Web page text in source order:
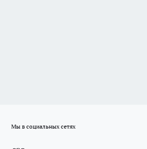
Мы в социальных сетях